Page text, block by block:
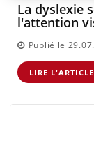
La dyslexie
l'attention
Publié le
LIRE L'ARTICLE